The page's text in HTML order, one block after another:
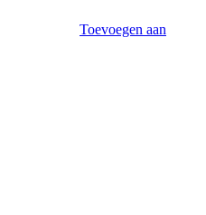
Toevoegen aan